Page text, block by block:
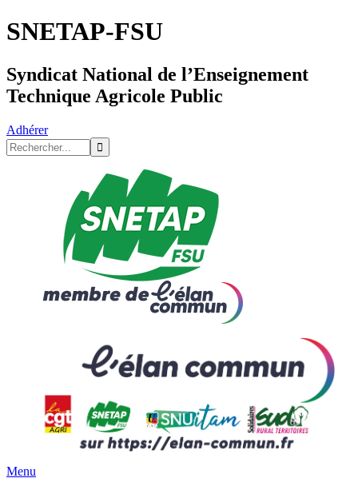
SNETAP-FSU
Syndicat National de l’Enseignement
Technique Agricole Public
Adhérer
Menu